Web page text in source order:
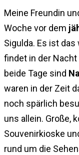
Meine Freundin
Woche vor dem
Sigulda. Es ist
findet in der
beide Tage sind
waren in der Zeit
noch spärlich
uns allein. Große,
Souvenirkioske
rund um die